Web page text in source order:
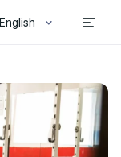
English